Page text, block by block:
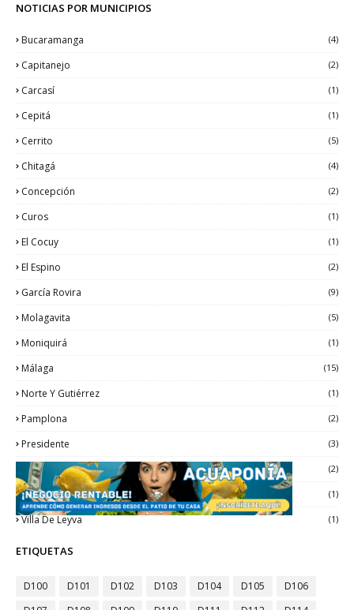
NOTICIAS POR MUNICIPIOS
Bucaramanga (4)
Capitanejo (2)
Carcasí (1)
Cepitá (1)
Cerrito (5)
Chitagá (4)
Concepción (2)
Curos (1)
El Cocuy (1)
El Espino (2)
García Rovira (9)
Molagavita (5)
Moniquirá (1)
Málaga (15)
Norte Y Gutiérrez (1)
Pamplona (2)
Presidente (3)
San Andrés (2)
San Miguel (1)
Villa De Leyva (1)
ETIQUETAS
D100 D101 D102 D103 D104 D105
D106